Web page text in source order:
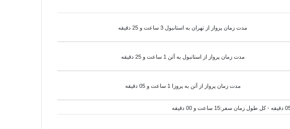
مدت زمان پرواز از تهران به استانبول 3 ساعت و 25 دقیقه
مدت زمان پرواز از استانبول به آتن 1 ساعت و 25 دقیقه
مدت زمان پرواز از
آتن به پروزا 1 ساعت و 05 دقیقه